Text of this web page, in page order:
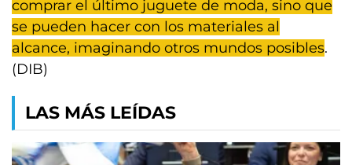
comprar el último juguete de moda, sino que
se pueden hacer con los materiales al
alcance, imaginando otros mundos posibles.
(DIB)
LAS MÁS LEÍDAS